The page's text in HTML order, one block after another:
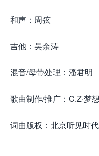
和声：周弦
吉他：吴余涛
混音/母带处理：潘君明
歌曲制作/推广：C.Z·梦
词曲版权：北京听见时